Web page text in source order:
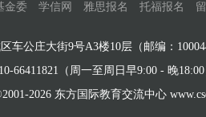
金委
学信网 雅思报名 托福报名
车公庄大街9号A3楼10层（邮编：
66411821（周一至周日早9:00 - 晚18:00
2026 东方国际教育交流中心